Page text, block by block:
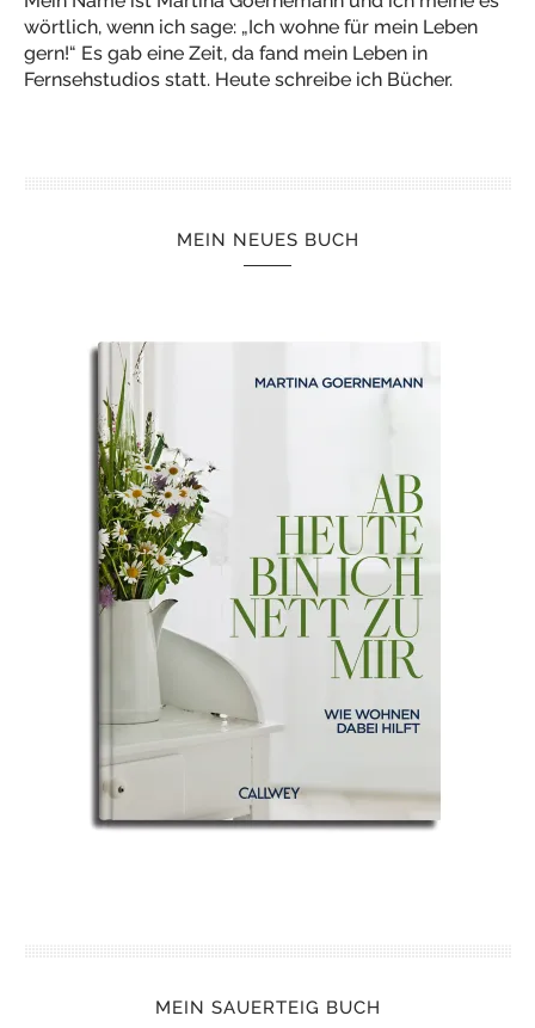
wörtlich, wenn ich sage: „Ich wohne für mein Leben
gern!“ Es gab eine Zeit, da fand mein Leben in
Fernsehstudios statt. Heute schreibe ich Bücher.
MEIN NEUES BUCH
MEIN SAUERTEIG BUCH